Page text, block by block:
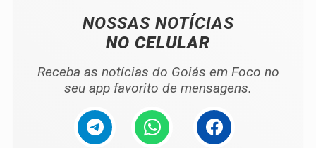
NOSSAS NOTÍCIAS
NO CELULAR
Receba as notícias do Goiás em Foco no
seu app favorito de mensagens.